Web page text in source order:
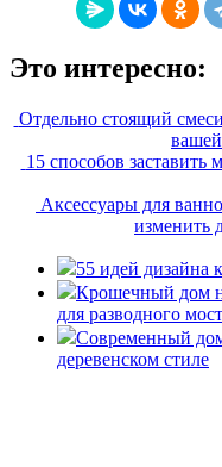
Это интересно:
Отдельно стоящий
15 способов заставить
Аксессуары для
изменить
55 идей дизайна
Крошечный дом
для разводного
Современный
деревенском стиле